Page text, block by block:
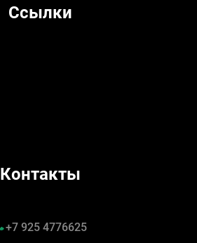
Ссылки
Контакты
+7 925 4776625